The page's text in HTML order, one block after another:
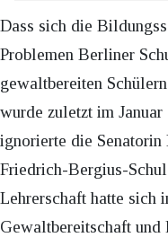
Dass sich die
Problemen Berliner
gewaltbereiten
wurde zuletzt im
ignorierte die
Friedrich-Bergius-
Lehrerschaft hatte sich
Gewaltbereitschaft